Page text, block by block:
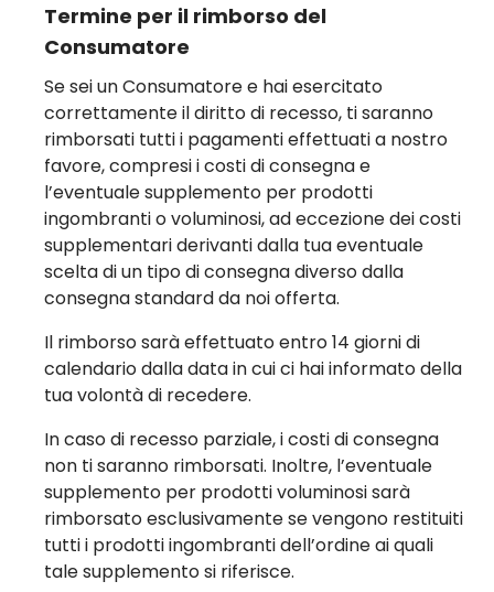
Termine per il rimborso del
Consumatore
Se sei un Consumatore e hai esercitato
correttamente il diritto di recesso, ti saranno
rimborsati tutti i pagamenti effettuati a nostro
favore, compresi i costi di consegna e
l’eventuale supplemento per prodotti
ingombranti o voluminosi, ad eccezione dei costi
supplementari derivanti dalla tua eventuale
scelta di un tipo di consegna diverso dalla
consegna standard da noi offerta.
Il rimborso sarà effettuato entro 14 giorni di
calendario dalla data in cui ci hai informato della
tua volontà di recedere.
In caso di recesso parziale, i costi di consegna
non ti saranno rimborsati. Inoltre, l’eventuale
supplemento per prodotti voluminosi sarà
rimborsato esclusivamente se vengono restituiti
tutti i prodotti ingombranti dell’ordine ai quali
tale supplemento si riferisce.